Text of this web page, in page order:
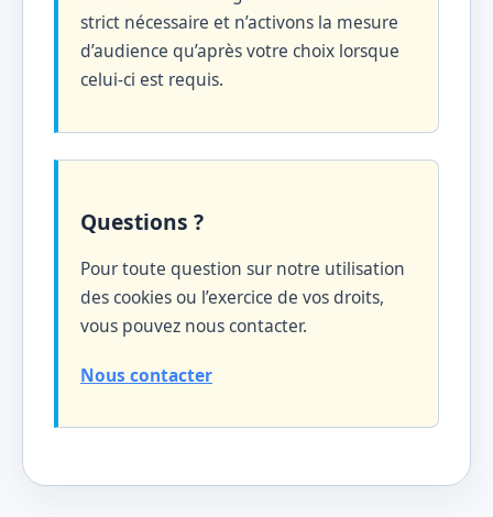
strict nécessaire et n’activons la mesure
d’audience qu’après votre choix lorsque
celui-ci est requis.
Questions ?
Pour toute question sur notre utilisation
des cookies ou l’exercice de vos droits,
vous pouvez nous contacter.
Nous contacter